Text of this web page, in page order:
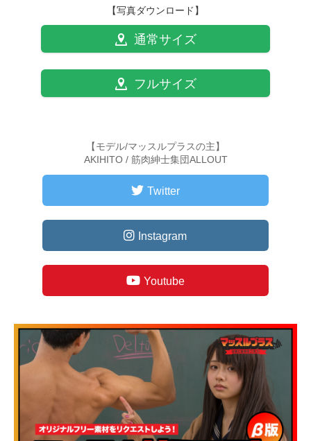
【写真ダウンロード】
通常サイズ
フルサイズ
【モデル/マッスルプラスの主】
AKIHITO / 筋肉紳士集団ALLOUT
Twitter
Instagram
Youtube